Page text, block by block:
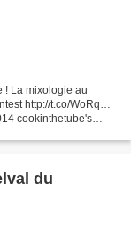
! La mixologie au
http://t.co/WoRq…
cookinthetube's
du